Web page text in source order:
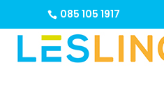
085 105 1917